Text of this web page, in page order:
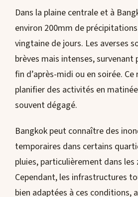
Dans la plaine centrale et à
environ 200mm de
vingtaine de jours. Les averses
brèves mais intenses, survenant
fin d’après-midi ou en soirée.
planifier des activités en
souvent dégagé.
Bangkok peut connaître des
temporaires dans certains
pluies, particulièrement dans les
Cependant, les infrastructures
bien adaptées à ces conditions,